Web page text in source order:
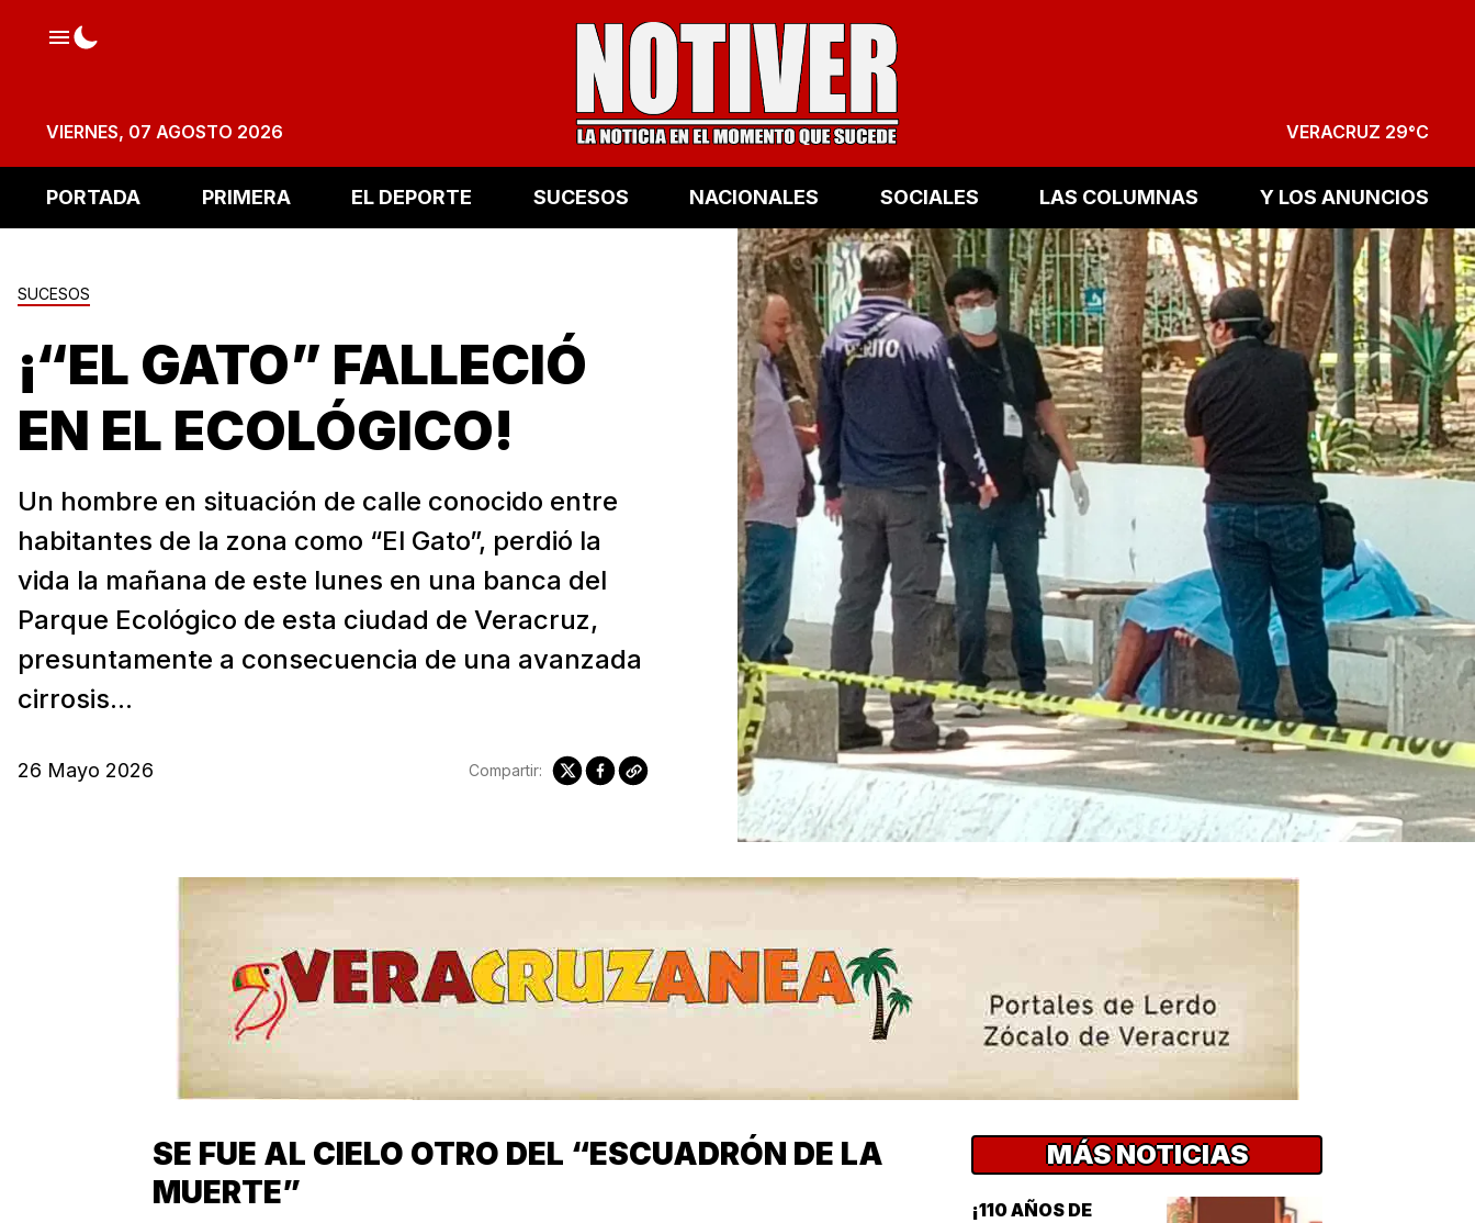
VIERNES, 07 AGOSTO 2026 VERACRUZ 29°C
PORTADA PRIMERA EL DEPORTE SUCESOS NACIONALES SOCIALES LAS COLUMNAS Y LOS ANUNCIOS
SUCESOS
¡“EL GATO” FALLECIÓ
EN EL ECOLÓGICO!
Un hombre en situación de calle conocido entre
habitantes de la zona como “El Gato”, perdió la
vida la mañana de este lunes en una banca del
Parque Ecológico de esta ciudad de Veracruz,
presuntamente a consecuencia de una avanzada
cirrosis...
26 Mayo 2026 Compartir:
SE FUE AL CIELO OTRO DEL “ESCUADRÓN DE LA
MUERTE”
MÁS NOTICIAS
¡110 AÑOS DE